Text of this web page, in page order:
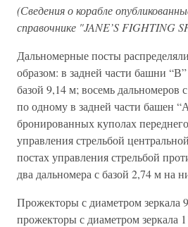
(Сведения о корабле
справочнике "JANE’S FIGHTING
Дальномерные посты
образом: в задней части башни
базой 9,14 м; восемь дальномеров
по одному в задней части башен
бронированных куполах
управления стрельбой
постах управления стрельбой
два дальномера с базой 2,74 м на
Прожекторы с диаметром зеркала
прожекторы с диаметром зеркала